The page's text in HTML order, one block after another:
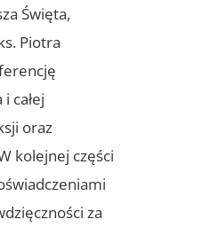
Święta,
Piotra
całej
oraz
kolejnej części
za